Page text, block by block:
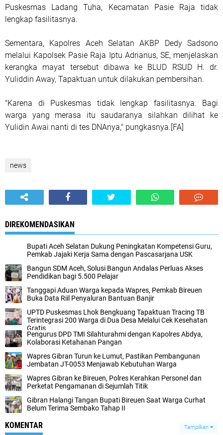
Puskesmas Ladang Tuha, Kecamatan Pasie Raja tidak
lengkap fasilitasnya.
Sementara, Kapolres Aceh Selatan AKBP Dedy Sadsono
melalui Kapolsek Pasie Raja Iptu Adrianus, SE, menjelaskan
kerangka mayat tersebut dibawa ke BLUD RSUD H. dr.
Yuliddin Away, Tapaktuan untuk dilakukan pembersihan.
"Karena di Puskesmas tidak lengkap fasilitasnya. Bagi
warga yang merasa itu saudaranya silahkan dilihat ke
Yulidin Awai nanti di tes DNAnya," pungkasnya.[FA]
news
DIREKOMENDASIKAN
Bupati Aceh Selatan Dukung Peningkatan Kompetensi Guru,
Pemkab Jajaki Kerja Sama dengan Pascasarjana USK
‎Bangun SDM Aceh, Solusi Bangun Andalas Perluas Akses
Pendidikan bagi 5.500 Pelajar ‎
Tanggapi Aduan Warga kepada Wapres, Pemkab Bireuen
Buka Data Riil Penyaluran Bantuan Banjir
UPTD Puskesmas Lhok Bengkuang Tapaktuan ‎Tracing TB
Terintegrasi 200 Warga di Dua Desa Melalui Cek Kesehatan
Gratis
Pengurus DPD TMI Silahturahmi dengan Kapolres Abdya,
Kolaborasi Ketahanan Pangan
Wapres Gibran Turun ke Lumut, Pastikan Pembangunan
Jembatan JT-0053 Menjawab Kebutuhan Warga
Wapres Gibran ke Bireuen, Polres Kerahkan Personel dan
Perketat Pengamanan di Sejumlah Titik
Gibran Halangi Tangan Bupati Bireuen Saat Warga Curhat
Belum Terima Sembako Tahap II
KOMENTAR Tampilkan